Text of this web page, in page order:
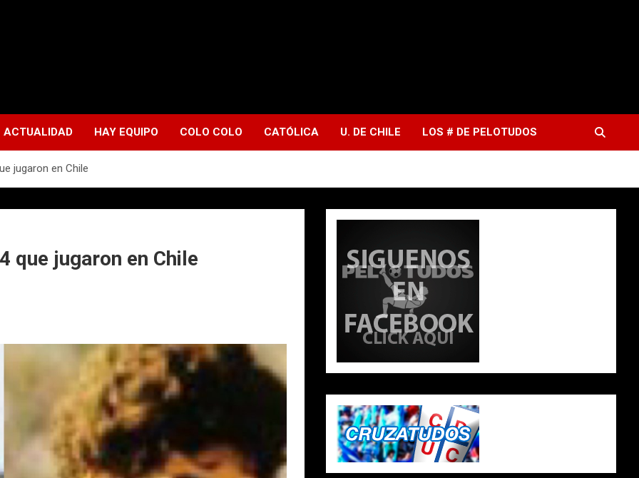
ACTUALIDAD HAY EQUIPO COLO COLO CATÓLICA U. DE CHILE LOS # DE PELOTUDOS
jugaron en Chile
que jugaron en Chile